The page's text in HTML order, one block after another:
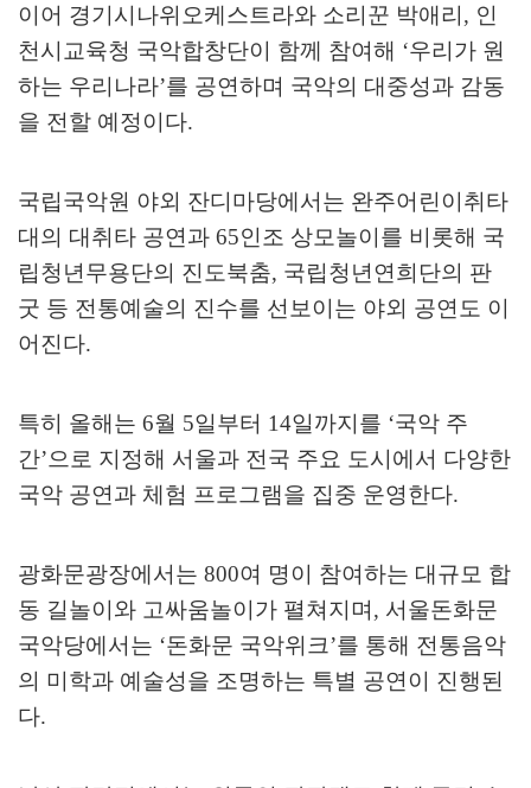
이어 경기시나위오케스트라와 소리꾼 박애리 , 인
천시교육청 국악합창단이 함께 참여해 ‘우리가 원
하는 우리나라’를 공연하며 국악의 대중성과 감동
을 전할 예정이다.
국립국악원 야외 잔디마당에서는 완주어린이취타
대의 대취타 공연과 65인조 상모놀이를 비롯해 국
립청년무용단의 진도북춤, 국립청년연희단의 판
굿 등 전통예술의 진수를 선보이는 야외 공연도 이
어진다.
특히 올해는 6월 5일부터 14일까지를 ‘국악 주
간’으로 지정해 서울과 전국 주요 도시에서 다양한
국악 공연과 체험 프로그램을 집중 운영한다.
광화문광장에서는 800여 명이 참여하는 대규모 합
동 길놀이와 고싸움놀이가 펼쳐지며 , 서울돈화문
국악당에서는 ‘돈화문 국악위크’를 통해 전통음악
의 미학과 예술성을 조명하는 특별 공연이 진행된
다.